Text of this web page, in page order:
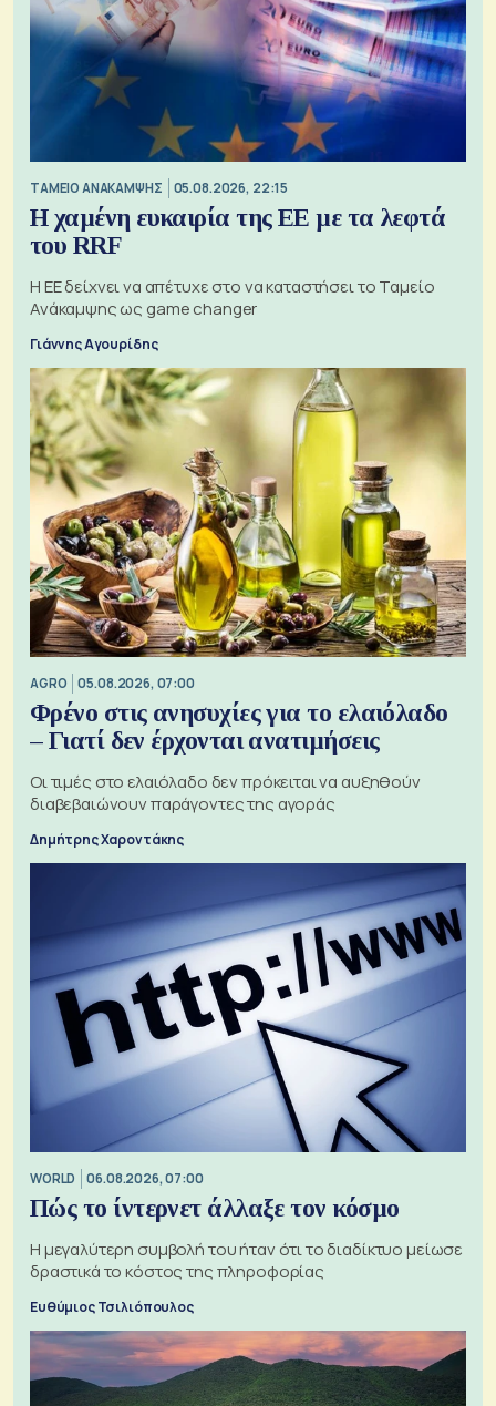
ΤΑΜΕΙΟ ΑΝΑΚΑΜΨΗΣ 05.08.2026, 22:15
Η χαμένη ευκαιρία της ΕΕ με τα λεφτά
του RRF
Η ΕΕ δείχνει να απέτυχε στο να καταστήσει το Ταμείο
Ανάκαμψης ως game changer
Γιάννης Αγουρίδης
AGRO 05.08.2026, 07:00
Φρένο στις ανησυχίες για το ελαιόλαδο
– Γιατί δεν έρχονται ανατιμήσεις
Οι τιμές στο ελαιόλαδο δεν πρόκειται να αυξηθούν
διαβεβαιώνουν παράγοντες της αγοράς
Δημήτρης Χαροντάκης
WORLD 06.08.2026, 07:00
Πώς το ίντερνετ άλλαξε τον κόσμο
Η μεγαλύτερη συμβολή του ήταν ότι το διαδίκτυο μείωσε
δραστικά το κόστος της πληροφορίας
Ευθύμιος Τσιλιόπουλος